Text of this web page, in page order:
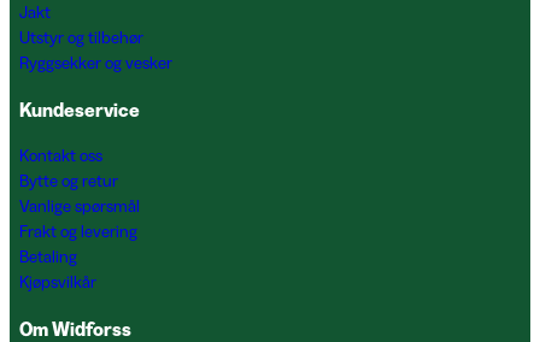
Jakt
Utstyr og tilbehør
Ryggsekker og vesker
Kundeservice
Kontakt oss
Bytte og retur
Vanlige spørsmål
Frakt og levering
Betaling
Kjøpsvilkår
Om Widforss